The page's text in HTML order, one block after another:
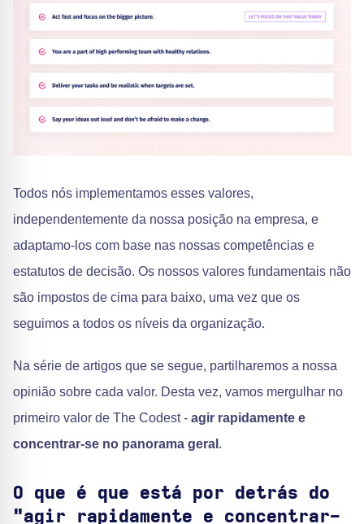
Todos nós implementamos esses valores,
independentemente da nossa posição na empresa, e
adaptamo-los com base nas nossas competências e
estatutos de decisão. Os nossos valores fundamentais não
são impostos de cima para baixo, uma vez que os
seguimos a todos os níveis da organização.
Na série de artigos que se segue, partilharemos a nossa
opinião sobre cada valor. Desta vez, vamos mergulhar no
primeiro valor de The Codest - agir rapidamente e
concentrar-se no panorama geral .
O que é que está por detrás do
"agir rapidamente e concentrar-